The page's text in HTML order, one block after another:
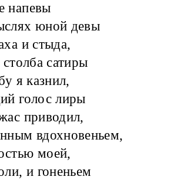
напевы
юной девы
и стыда,
сатиры
я казнил,
голос лиры
приводил,
вдохновеньем,
моей,
и гоненьем